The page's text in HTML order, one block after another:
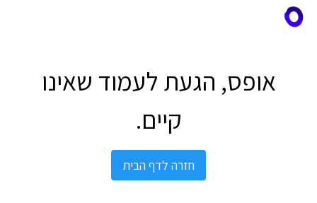
אופס, הגעת לעמוד שאינו
קיים.
חזרה לדף הבית